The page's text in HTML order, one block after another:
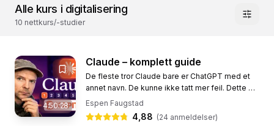
Alle kurs i digitalisering
10 nettkurs/-studier
4:50:28
Claude – komplett guide
De fleste tror Claude bare er ChatGPT med et
annet navn. De kunne ikke tatt mer feil. Dette er
et komplett norsk kurs i Claude, KI-verktøyet fra
Anthropic, et...
Espen Faugstad
4,88 (24 anmeldelser)